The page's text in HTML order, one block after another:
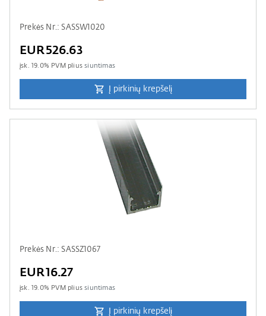
Prekės Nr.: SASSW1020
EUR526.63
įsk. 19.0% PVM pliussiuntimas
Į pirkinių krepšelį
Prekės Nr.: SASSZ1067
EUR16.27
įsk. 19.0% PVM pliussiuntimas
Į pirkinių krepšelį